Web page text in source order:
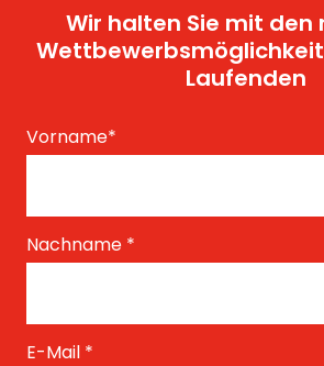
Wir halten Sie mit den
Laufenden
Vorname*
Nachname *
E-Mail *